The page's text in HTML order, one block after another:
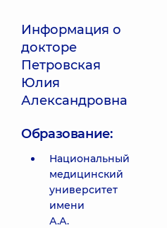
Информация о
докторе
Петровская
Юлия
Александровна
Образование:
Национальный
медицинский
университет
имени
А.А.